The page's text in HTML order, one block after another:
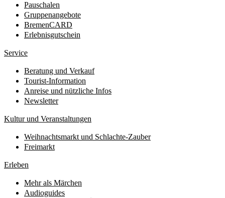
Pauschalen
Gruppenangebote
BremenCARD
Erlebnisgutschein
Service
Beratung und Verkauf
Tourist-Information
Anreise und nützliche Infos
Newsletter
Kultur und Veranstaltungen
Weihnachtsmarkt und Schlachte-Zauber
Freimarkt
Erleben
Mehr als Märchen
Audioguides